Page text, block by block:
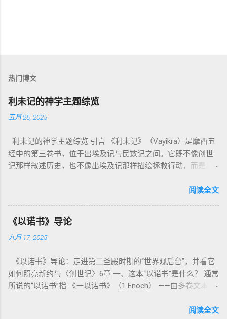
热门博文
利未记的神学主题综览
五月 26, 2025
利未记的神学主题综览 引言 《利未记》（Vayikra）是摩西五
经中的第三卷书，位于出埃及记与民数记之间。它既不像创世
记那样叙述历史，也不像出埃及记那样描绘拯救行动，而是将
内容看似仪式化，《利未记》却揭示了 神的临在如何规范人类
为我耶和华你们的神是圣洁的。”（利未记19:2） 这节经文构成
整卷书的中心神学。希伯来文“קָדוֹשׁ”（kadosh）不仅意味着道
德上的圣洁，更意味着“分别出来”、“归属于神”。 《利未记》教
中活出“圣洁”。圣洁不仅是内心态度，更是生活方式。 二、献
祭制度：与神相交的通道 前七章详细描述五种祭： 燔祭
（olah）：全然献上，象征奉献与赎罪； 素祭 （minchah）：
团契的象征； 赎罪祭 （chatat）：针对无意之罪的遮盖； 赎愆
阅读全文
《以诺书》导论
九月 17, 2025
《以诺书》导论：走进第二圣殿时期的“世界观后台”，并看它
如何照亮新约与〈创世记〉6章 一、这本“以诺书”是什么？ 通常
所说的“以诺书”指 《一以诺书》（1 Enoch） ——由多卷文本构
世纪），虽不在犹太/基督教主流正典之内（ 埃塞俄比亚正教
阅读全文